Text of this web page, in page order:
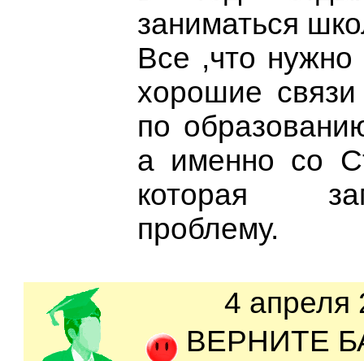
заниматься
Все ,что нужно
хорошие
по
а именно со
которая
проблему.
4 апреля
ВЕРНИТЕ